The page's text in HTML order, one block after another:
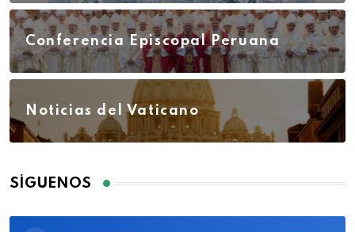
Conferencia Episcopal Peruana
Noticias del Vaticano
SÍGUENOS